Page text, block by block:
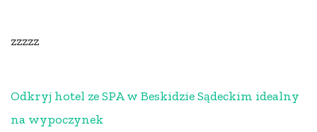
zzzzz
Odkryj hotel ze SPA w Beskidzie Sądeckim idealny
na wypoczynek